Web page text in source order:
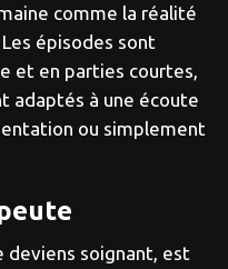
comme la réalité
épisodes sont
et en parties courtes,
adaptés à une écoute
ou simplement
deviens soignant, est